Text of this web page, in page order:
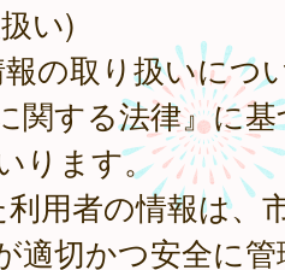
い)
の取り扱いにつ
関する法律』に
ります。
用者の情報は、
適切かつ安全に